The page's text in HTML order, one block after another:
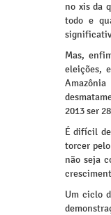
no xis da
todo e
Mas,
eleições,
2013 ser
É difícil
torcer
não seja
Um ciclo